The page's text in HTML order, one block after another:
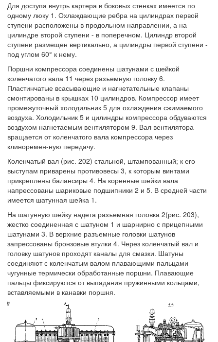
Для доступа внутрь картера в боковых стенках имеется по
одному люку 1. Охлаждающие ребра на цилиндрах первой
ступени расположены в продольном направлении, а на
цилиндре второй ступени - в поперечном. Цилиндр второй
ступени размещен вертикально, а цилиндры первой ступени -
под углом 60° к нему.
Поршни компрессора соединены шатунами с шейкой
коленчатого вала 11 через разъемную головку 6.
Пластинчатые всасывающие и нагнетательные клапаны
смонтированы в крышках 10 цилиндров. Компрессор имеет
промежуточный холодильник 5 для охлаждения сжимаемого
воздуха. Холодильник 5 и цилиндры компрессора обдуваются
воздухом нагнетаемым вентилятором 9. Вал вентилятора
вращается от коленчатого вала компрессора через
клиноремен-ную передачу.
Коленчатый вал (рис. 202) стальной, штампованный; к его
выступам приварены противовесы 3, к которым винтами
прикреплены балансиры 4. На коренные шейки вала
напрессованы шариковые подшипники 2 и 5. В средней части
имеется шатунная шейка 1.
На шатунную шейку надета разъемная головка 2(рис. 203),
жестко соединенная с шатуном 1 и шарнирно с прицепными
шатунами 3. В верхние разъемные головки шатунов
запрессованы бронзовые втулки 4. Через коленчатый вал и
головку шатунов проходят каналы для смазки. Шатуны
соединяют с коленчатым валом плавающими пальцами
чугунные термически обработанные поршни. Плавающие
пальцы фиксируются от выпадания пружинными кольцами,
вставляемыми в канавки поршня.